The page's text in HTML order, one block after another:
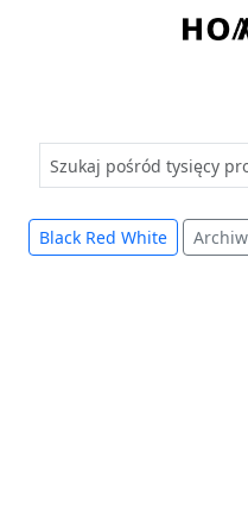
Black Red White